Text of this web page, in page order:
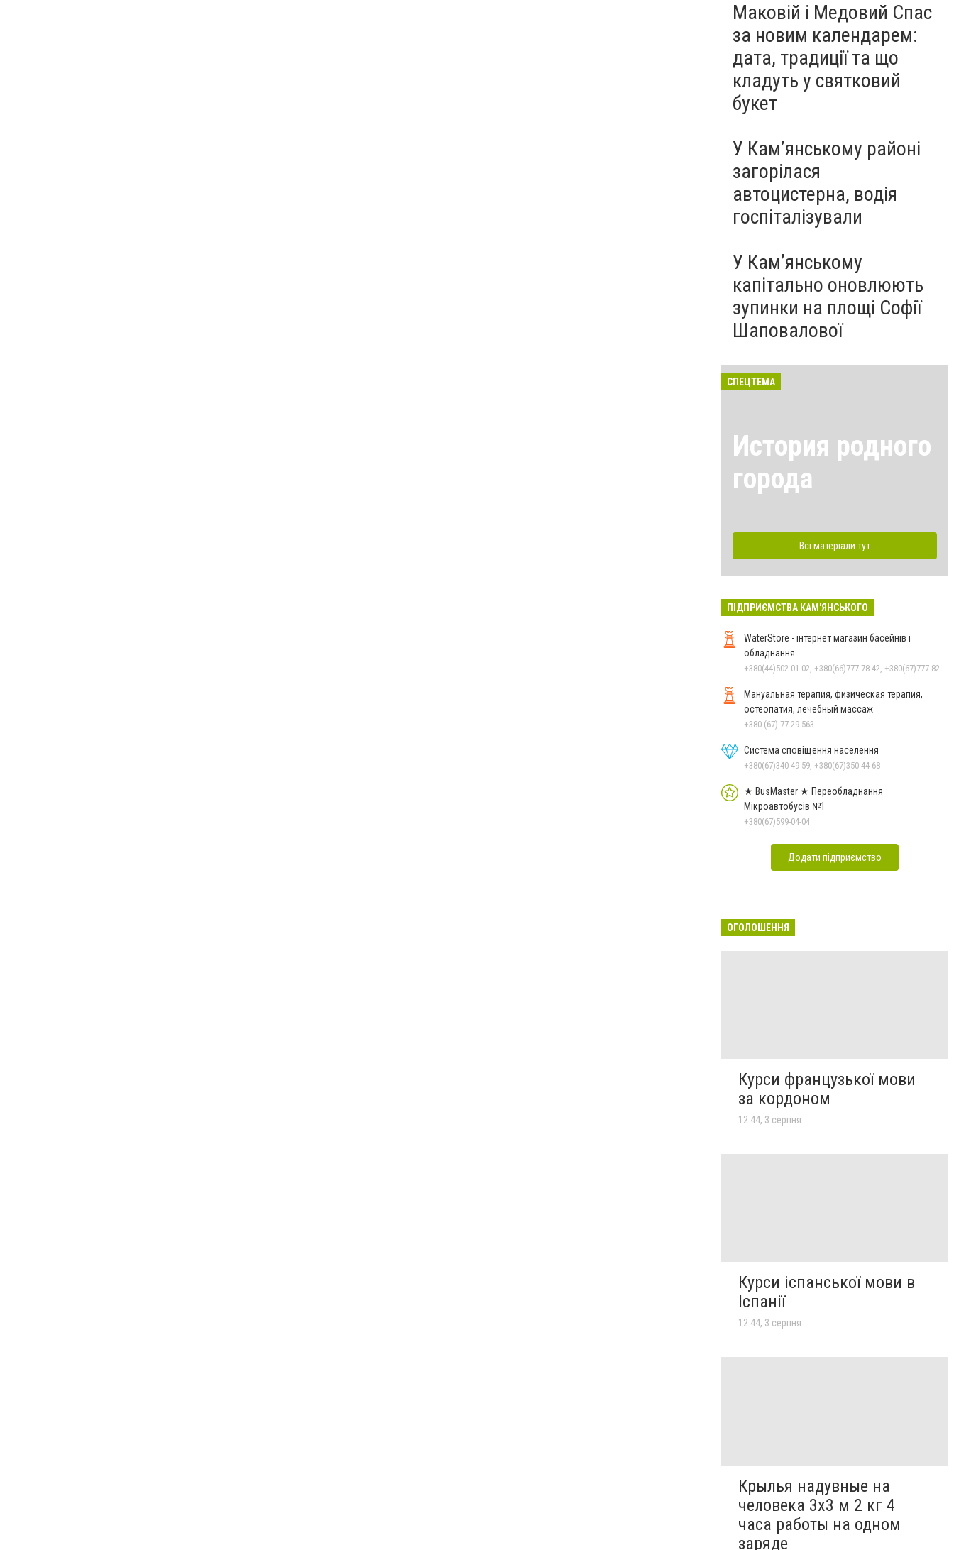
Маковій і Медовий Спас
за новим календарем:
дата, традиції та що
кладуть у святковий
букет
У Кам’янському районі
загорілася
автоцистерна, водія
госпіталізували
У Кам’янському
капітально оновлюють
зупинки на площі Софії
Шаповалової
СПЕЦТЕМА
История родного
города
Всі матеріали тут
ПІДПРИЄМСТВА КАМ'ЯНСЬКОГО
WaterStore - інтернет магазин басейнів і
обладнання
Мануальная терапия, физическая терапия,
остеопатия, лечебный массаж
+380 (67) 77-29-563
Система сповіщення населення
+380(67)340-49-59, +380(67)350-44-68
★ BusMaster ★ Переобладнання
Мікроавтобусів №1
+380(67)599-04-04
Додати підприємство
ОГОЛОШЕННЯ
Курси французької мови
за кордоном
12:44, 3 серпня
Курси іспанської мови в
Іспанії
12:44, 3 серпня
Крылья надувные на
человека 3х3 м 2 кг 4
часа работы на одном
заряде